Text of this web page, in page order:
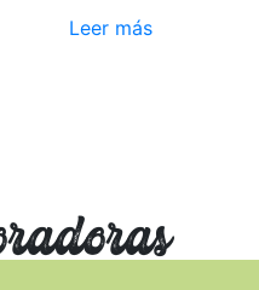
Leer más